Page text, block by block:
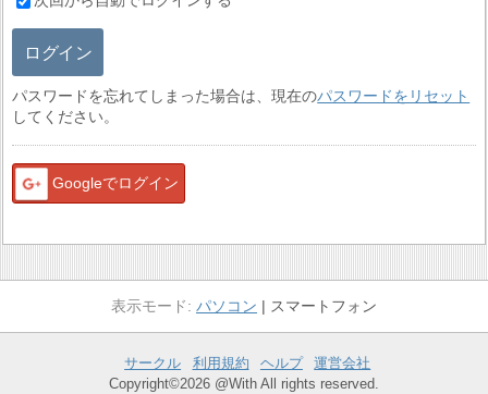
ログイン
パスワードを忘れてしまった場合は、現在のパスワードをリセット
してください。
Googleでログイン
パソコン スマートフォン
サークル 利用規約 ヘルプ
運営会社
Copyright©2026 @With All rights reserved.